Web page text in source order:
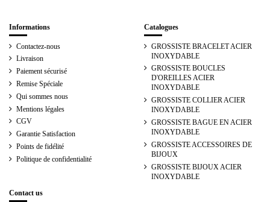
Informations
Contactez-nous
Livraison
Paiement sécurisé
Remise Spéciale
Qui sommes nous
Mentions légales
CGV
Garantie Satisfaction
Points de fidélité
Politique de confidentialité
Catalogues
GROSSISTE BRACELET ACIER
INOXYDABLE
GROSSISTE BOUCLES
D'OREILLES ACIER
INOXYDABLE
GROSSISTE COLLIER ACIER
INOXYDABLE
GROSSISTE BAGUE EN ACIER
INOXYDABLE
GROSSISTE ACCESSOIRES DE
BIJOUX
GROSSISTE BIJOUX ACIER
INOXYDABLE
Contact us